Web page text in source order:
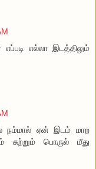
எல்லா இடத்திலும்
நம்மால் ஏன் இடம் மாற
சுற்றும் பொருல் மீது